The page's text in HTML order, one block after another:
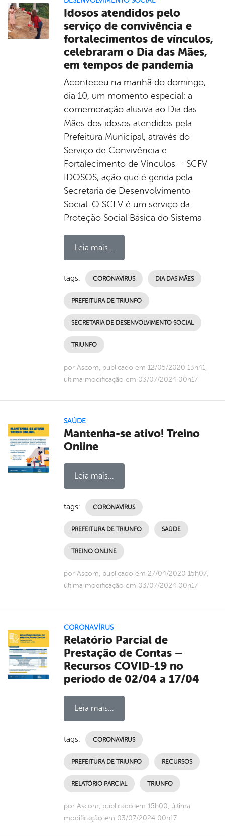
Idosos atendidos pelo
serviço de convivência e
fortalecimentos de vínculos,
celebraram o Dia das Mães,
em tempos de pandemia
Aconteceu na manhã do domingo,
dia 10, um momento especial: a
comemoração alusiva ao Dia das
Mães dos idosos atendidos pela
Prefeitura Municipal, através do
Serviço de Convivência e
Fortalecimento de Vínculos – SCFV
IDOSOS, ação que é gerida pela
Secretaria de Desenvolvimento
Social. O SCFV é um serviço da
Proteção Social Básica do Sistema
Leia mais...
tags: CORONAVÍRUS DIA DAS MÃES
PREFEITURA DE TRIUNFO
SECRETARIA DE DESENVOLVIMENTO SOCIAL
TRIUNFO
por Ascom, publicado em 12/05/2020 13h41,
última modificação em 03/07/2024 00h17
SAÚDE
Mantenha-se ativo! Treino
Online
Leia mais...
tags: CORONAVÍRUS
PREFEITURA DE TRIUNFO SAÚDE
TREINO ONLINE
por Ascom, publicado em 27/04/2020 15h07,
última modificação em 03/07/2024 00h17
CORONAVÍRUS
Relatório Parcial de
Prestação de Contas –
Recursos COVID-19 no
período de 02/04 a 17/04
Leia mais...
tags: CORONAVÍRUS
PREFEITURA DE TRIUNFO RECURSOS
RELATÓRIO PARCIAL TRIUNFO
por Ascom, publicado em 15h00, última
modificação em 03/07/2024 00h17